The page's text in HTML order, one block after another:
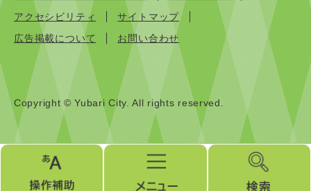
アクセシビリティ
サイトマップ
広告掲載について
お問い合わせ
Copyright © Yubari City. All rights reserved.